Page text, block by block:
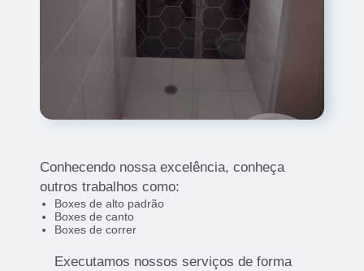
Conhecendo nossa excelência, conheça
outros trabalhos como:
Boxes de alto padrão
Boxes de canto
Boxes de correr
Executamos nossos serviços de forma